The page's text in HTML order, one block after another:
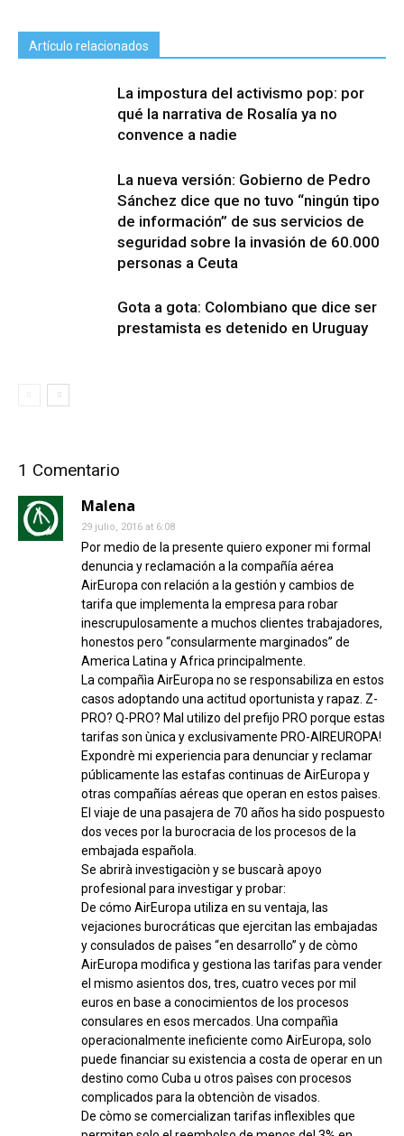
Artículo relacionados
La impostura del activismo pop: por
qué la narrativa de Rosalía ya no
convence a nadie
La nueva versión: Gobierno de Pedro
Sánchez dice que no tuvo “ningún tipo
de información” de sus servicios de
seguridad sobre la invasión de 60.000
personas a Ceuta
Gota a gota: Colombiano que dice ser
prestamista es detenido en Uruguay
1 Comentario
Malena
29 julio, 2016 at 6:08
Por medio de la presente quiero exponer mi formal
denuncia y reclamación a la compañía aérea
AirEuropa con relación a la gestión y cambios de
tarifa que implementa la empresa para robar
inescrupulosamente a muchos clientes trabajadores,
honestos pero “consularmente marginados” de
America Latina y Africa principalmente.
La compañìa AirEuropa no se responsabiliza en estos
casos adoptando una actitud oportunista y rapaz. Z-
PRO? Q-PRO? Mal utilizo del prefijo PRO porque estas
tarifas son ùnica y exclusivamente PRO-AIREUROPA!
Expondrè mi experiencia para denunciar y reclamar
públicamente las estafas continuas de AirEuropa y
otras compañías aéreas que operan en estos paìses.
El viaje de una pasajera de 70 años ha sido pospuesto
dos veces por la burocracia de los procesos de la
embajada española.
Se abrirà investigaciòn y se buscarà apoyo
profesional para investigar y probar:
De cómo AirEuropa utiliza en su ventaja, las
vejaciones burocráticas que ejercitan las embajadas
y consulados de paìses “en desarrollo” y de còmo
AirEuropa modifica y gestiona las tarifas para vender
el mismo asientos dos, tres, cuatro veces por mil
euros en base a conocimientos de los procesos
consulares en esos mercados. Una compañìa
operacionalmente ineficiente como AirEuropa, solo
puede financiar su existencia a costa de operar en un
destino como Cuba u otros paìses con procesos
complicados para la obtenciòn de visados.
De còmo se comercializan tarifas inflexibles que